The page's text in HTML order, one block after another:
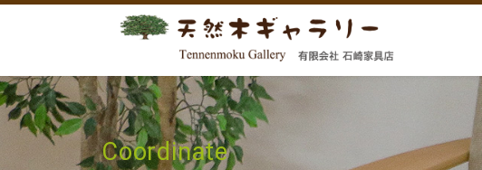
Coordinate